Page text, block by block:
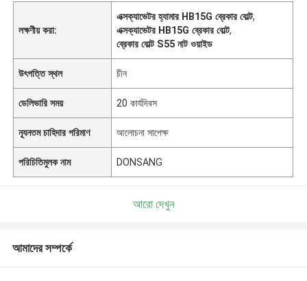
লক্ষণীয় করা:
এক্সক্যাভেটর হ্যামার HB15G ব্রেকার বোল্ট,
এক্সক্যাভেটর HB15G ব্রেকার বোল্ট,
ব্রেকার বোল্ট S55 নাট ওয়াইড
উৎপত্তি স্থল চীন
ডেলিভারি সময় 20 কার্যদিবস
ন্যূনতম চাহিদার পরিমাণ আলোচনা সাপেক্ষ
পরিচিতিমুলক নাম DONSANG
আরো দেখুন
আমাদের সম্পর্কে